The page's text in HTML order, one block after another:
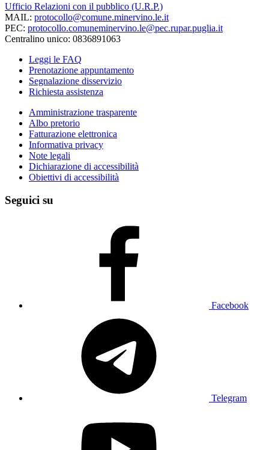
Ufficio Relazioni con il pubblico (U.R.P.)
MAIL: protocollo@comune.minervino.le.it
PEC: protocollo.comuneminervino.le@pec.rupar.puglia.it
Centralino unico: 0836891063
Leggi le FAQ
Prenotazione appuntamento
Segnalazione disservizio
Richiesta assistenza
Amministrazione trasparente
Albo pretorio
Fatturazione elettronica
Informativa privacy
Note legali
Dichiarazione di accessibilità
Obiettivi di accessibilità
Seguici su
Facebook
Telegram